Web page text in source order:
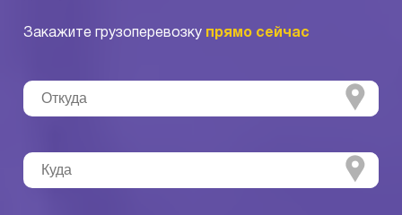
Закажите грузоперевозку прямо сейчас